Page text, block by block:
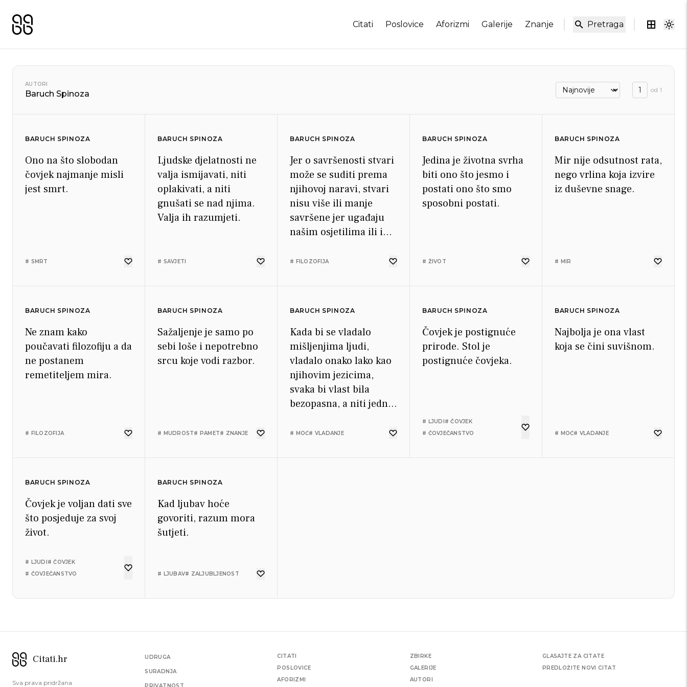
Pretraga
Citati Poslovice Aforizmi Galerije Znanje
AUTORI
Baruch Spinoza od 1
BARUCH SPINOZA
Ono na što slobodan
čovjek najmanje misli
jest smrt.
# SMRT
BARUCH SPINOZA
Ljudske djelatnosti ne
valja ismijavati, niti
oplakivati, a niti
gnušati se nad njima.
Valja ih razumjeti.
# SAVJETI
BARUCH SPINOZA
Jer o savršenosti stvari
može se suditi prema
njihovoj naravi, stvari
nisu više ili manje
savršene jer ugađaju
našim osjetilima ili ih
# FILOZOFIJA
BARUCH SPINOZA
Jedina je životna svrha
biti ono što jesmo i
postati ono što smo
sposobni postati.
# ŽIVOT
BARUCH SPINOZA
Mir nije odsutnost rata,
nego vrlina koja izvire
iz duševne snage.
# MIR
BARUCH SPINOZA
Ne znam kako
poučavati filozofiju a da
ne postanem
remetiteljem mira.
# FILOZOFIJA
BARUCH SPINOZA
Sažaljenje je samo po
sebi loše i nepotrebno
srcu koje vodi razbor.
# MUDROST# PAMET# ZNANJE
BARUCH SPINOZA
Kada bi se vladalo
mišljenjima ljudi,
vladalo onako lako kao
njihovim jezicima,
svaka bi vlast bila
bezopasna, a niti jedna
primjenjivala nasilje.
# MOĆ# VLADANJE
BARUCH SPINOZA
Čovjek je postignuće
prirode. Stol je
postignuće čovjeka.
# LJUDI# ČOVJEK
# ČOVJEČANSTVO
BARUCH SPINOZA
Najbolja je ona vlast
koja se čini suvišnom.
# MOĆ# VLADANJE
BARUCH SPINOZA
Čovjek je voljan dati sve
što posjeduje za svoj
život.
# LJUDI# ČOVJEK
# ČOVJEČANSTVO
BARUCH SPINOZA
Kad ljubav hoće
govoriti, razum mora
šutjeti.
# LJUBAV# ZALJUBLJENOST
Citati.hr
Sva prava pridržana
UDRUGA
SURADNJA
CITATI
POSLOVICE
AFORIZMI
ZBIRKE
GALERIJE
AUTORI
GLASAJTE ZA CITATE
PREDLOŽITE NOVI CITAT